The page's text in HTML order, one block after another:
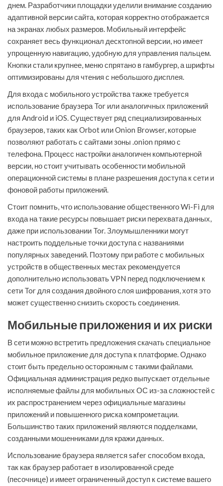
днем. Разработчики площадки уделили внимание созданию
адаптивной версии сайта, которая корректно отображается
на экранах любых размеров. Мобильный интерфейс
сохраняет весь функционал десктопной версии, но имеет
упрощенную навигацию, удобную для управления пальцем.
Кнопки стали крупнее, меню спрятано в гамбургер, а шрифты
оптимизированы для чтения с небольшого дисплея.
Для входа с мобильного устройства также требуется
использование браузера Tor или аналогичных приложений
для Android и iOS. Существует ряд специализированных
браузеров, таких как Orbot или Onion Browser, которые
позволяют работать с сайтами зоны .onion прямо с
телефона. Процесс настройки аналогичен компьютерной
версии, но стоит учитывать особенности мобильной
операционной системы в плане разрешения доступа к сети и
фоновой работы приложений.
Стоит помнить, что использование общественного Wi-Fi для
входа на такие ресурсы повышает риски перехвата данных,
даже при использовании Tor. Злоумышленники могут
настроить поддельные точки доступа с названиями
популярных заведений. Поэтому при работе с мобильных
устройств в общественных местах рекомендуется
дополнительно использовать VPN перед подключением к
сети Tor для создания двойного слоя шифрования, хотя это
может существенно снизить скорость соединения.
Мобильные приложения и их риски
В сети можно встретить предложения скачать специальное
мобильное приложение для доступа к платформе. Однако
стоит быть предельно осторожным с такими файлами.
Официальная администрация редко выпускает отдельные
исполняемые файлы для мобильных ОС из-за сложностей с
их распространением через официальные магазины
приложений и повышенного риска компрометации.
Большинство таких приложений являются подделками,
созданными мошенниками для кражи данных.
Использование браузера является safer способом входа,
так как браузер работает в изолированной среде
(песочнице) и имеет ограниченный доступ к системе вашего